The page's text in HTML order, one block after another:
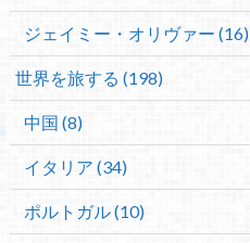
ジェイミー・オリヴァー (16)
世界を旅する (198)
中国 (8)
イタリア (34)
ポルトガル (10)